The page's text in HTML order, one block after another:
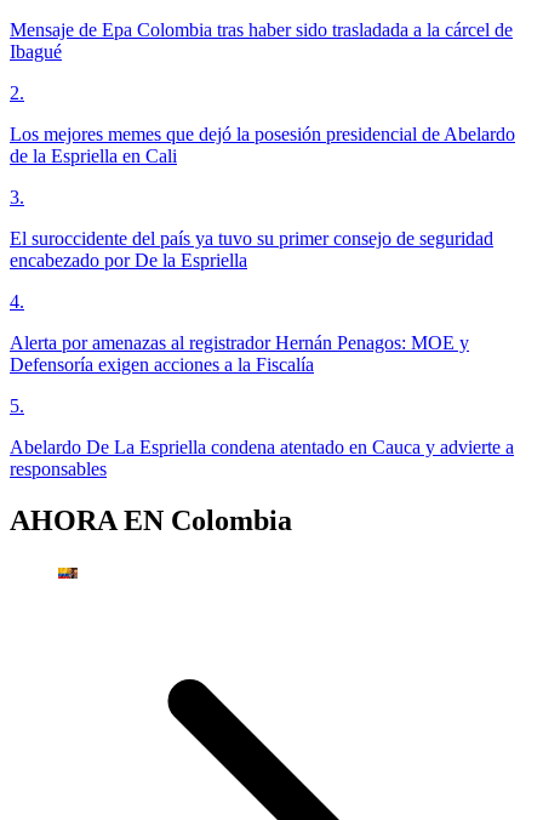
Mensaje de Epa Colombia tras haber sido trasladada a la cárcel de
Ibagué
2.
Los mejores memes que dejó la posesión presidencial de Abelardo
de la Espriella en Cali
3.
El suroccidente del país ya tuvo su primer consejo de seguridad
encabezado por De la Espriella
4.
Alerta por amenazas al registrador Hernán Penagos: MOE y
Defensoría exigen acciones a la Fiscalía
5.
Abelardo De La Espriella condena atentado en Cauca y advierte a
responsables
AHORA EN Colombia